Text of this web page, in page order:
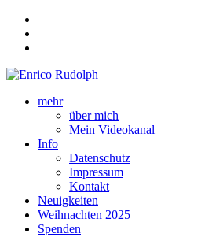
mehr
über mich
Mein Videokanal
Info
Datenschutz
Impressum
Kontakt
Neuigkeiten
Weihnachten 2025
Spenden